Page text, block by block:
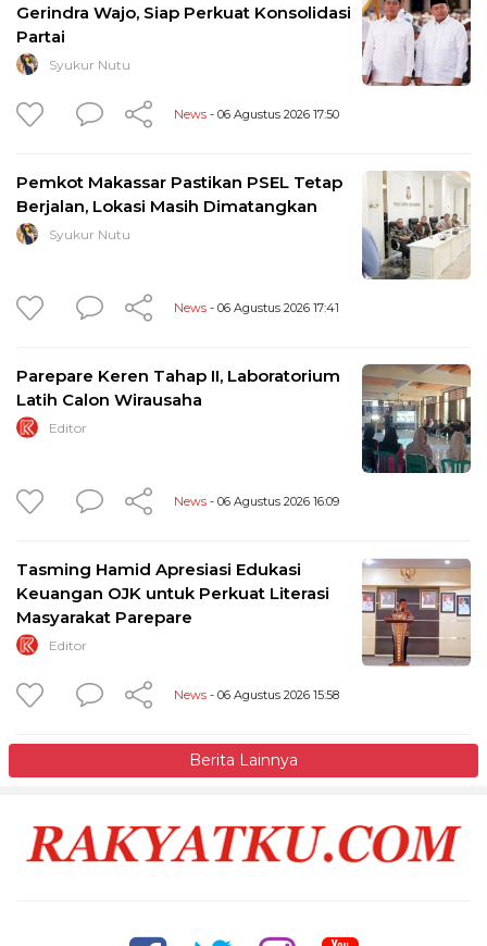
Gerindra Wajo, Siap Perkuat Konsolidasi
Partai
Syukur Nutu
News - 06 Agustus 2026 17:50
Pemkot Makassar Pastikan PSEL Tetap
Berjalan, Lokasi Masih Dimatangkan
Syukur Nutu
News - 06 Agustus 2026 17:41
Parepare Keren Tahap II, Laboratorium
Latih Calon Wirausaha
Editor
News - 06 Agustus 2026 16:09
Tasming Hamid Apresiasi Edukasi
Keuangan OJK untuk Perkuat Literasi
Masyarakat Parepare
Editor
News - 06 Agustus 2026 15:58
Berita Lainnya